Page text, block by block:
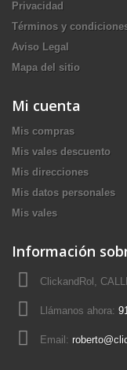
Privacidad
Términos y
Aviso Legal
Mapa del sitio
Mi cuenta
Mis compras
Mis vales descuento
Mis direcciones
Mis datos personales
Mis vales
Información
ClickandRol,
Llámanos ahora:
Email: